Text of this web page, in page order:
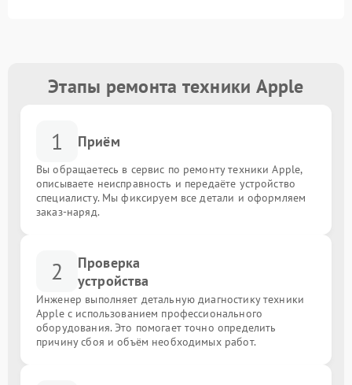
Этапы ремонта техники Apple
1 Приём
Вы обращаетесь в сервис по ремонту техники Apple,
описываете неисправность и передаёте устройство
специалисту. Мы фиксируем все детали и оформляем
заказ-наряд.
2
Проверка
устройства
Инженер выполняет детальную диагностику техники
Apple с использованием профессионального
оборудования. Это помогает точно определить
причину сбоя и объём необходимых работ.